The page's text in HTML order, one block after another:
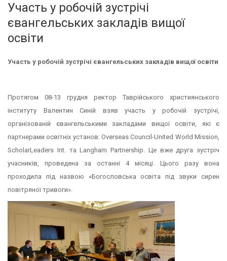
Участь у робочій зустрічі
євангельських закладів вищої
освіти
Участь у робочій зустрічі євангельських закладів вищої освіти
Протягом 08-13 грудня ректор Таврійського християнського
інституту Валентин Синій взяв участь у робочій зустрічі,
організованій євангельськими закладами вищої освіти, які є
партнерами освітніх установ: Overseas Council-United World Mission,
ScholarLeaders Int. та Langham Partnership. Це вже друга зустріч
учасників, проведена за останні 4 місяці. Цього разу вона
проходила під назвою «Богословська освіта під звуки сирен
повітряної тривоги».